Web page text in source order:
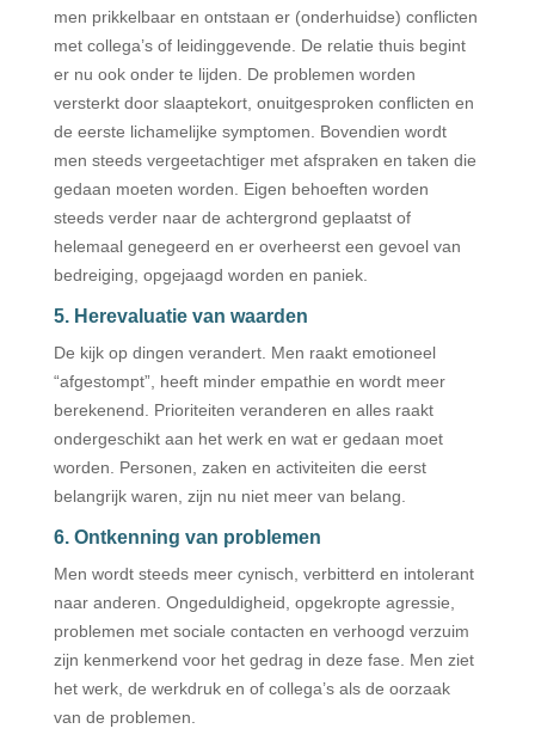
men prikkelbaar en ontstaan er (onderhuidse) conflicten
met collega’s of leidinggevende. De relatie thuis begint
er nu ook onder te lijden. De problemen worden
versterkt door slaaptekort, onuitgesproken conflicten en
de eerste lichamelijke symptomen. Bovendien wordt
men steeds vergeetachtiger met afspraken en taken die
gedaan moeten worden. Eigen behoeften worden
steeds verder naar de achtergrond geplaatst of
helemaal genegeerd en er overheerst een gevoel van
bedreiging, opgejaagd worden en paniek.
5. Herevaluatie van waarden
De kijk op dingen verandert. Men raakt emotioneel
“afgestompt”, heeft minder empathie en wordt meer
berekenend. Prioriteiten veranderen en alles raakt
ondergeschikt aan het werk en wat er gedaan moet
worden. Personen, zaken en activiteiten die eerst
belangrijk waren, zijn nu niet meer van belang.
6. Ontkenning van problemen
Men wordt steeds meer cynisch, verbitterd en intolerant
naar anderen. Ongeduldigheid, opgekropte agressie,
problemen met sociale contacten en verhoogd verzuim
zijn kenmerkend voor het gedrag in deze fase. Men ziet
het werk, de werkdruk en of collega’s als de oorzaak
van de problemen.